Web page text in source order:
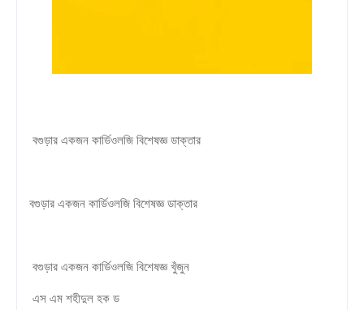
বগুড়ার একজন কার্ডিওলজি বিশেষজ্ঞ ডাক্তার
বগুড়ার একজন কার্ডিওলজি বিশেষজ্ঞ ডাক্তার
বগুড়ার একজন কার্ডিওলজি বিশেষজ্ঞ খুঁজুন
এস এম শহীদুল হক ড